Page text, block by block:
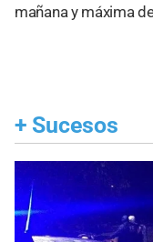
mañana y máxima
+ Sucesos